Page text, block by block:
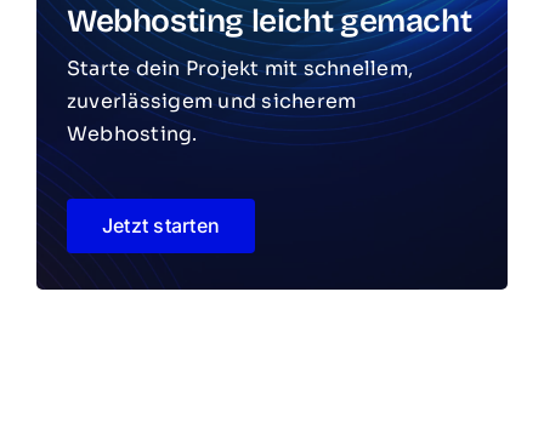
Webhosting leicht gemacht
Starte dein Projekt mit schnellem,
zuverlässigem und sicherem
Webhosting.
Jetzt starten